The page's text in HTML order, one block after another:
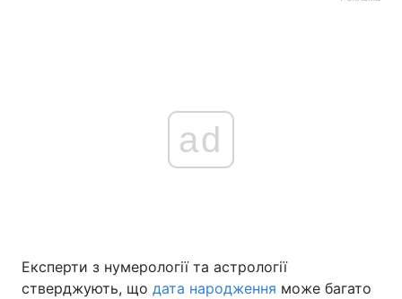
ad
Експерти з нумерології та астрології
стверджують, що дата народження може багато